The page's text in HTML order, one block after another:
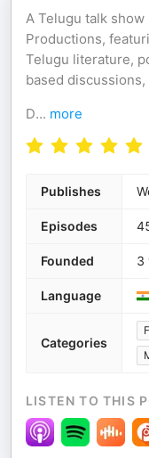
A Telugu talk
Productions,
Telugu literature,
based
D... more
Publishes
Episodes
Founded 3
Language
Categories
LISTEN TO THIS